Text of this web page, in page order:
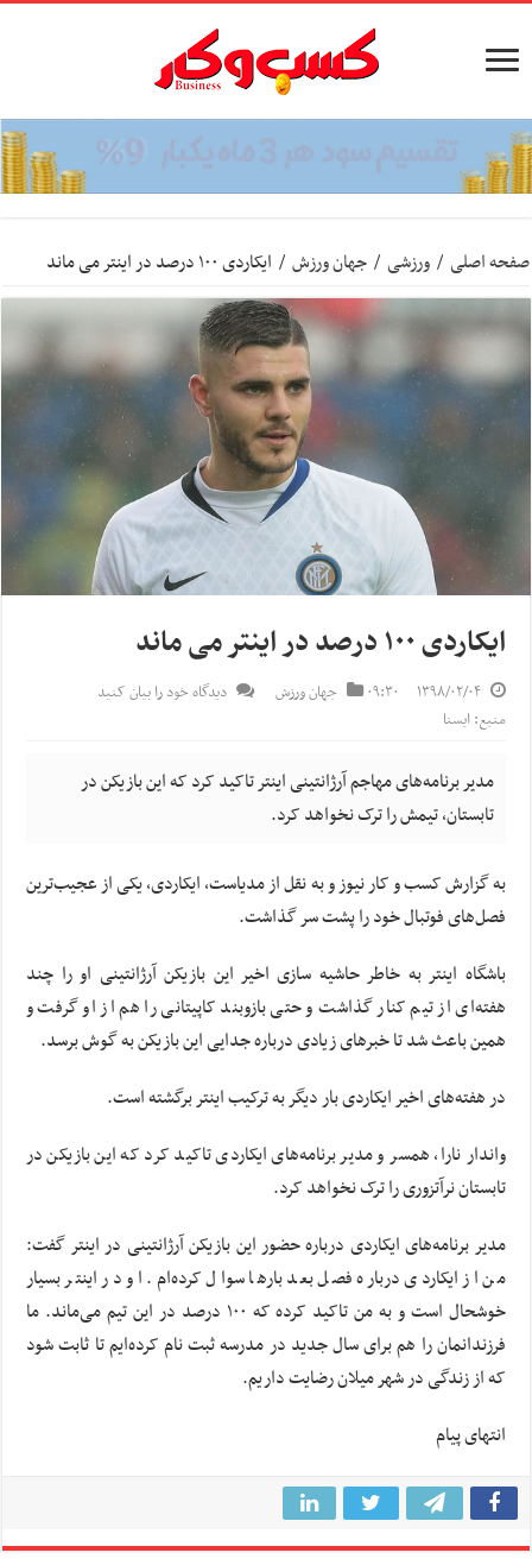
صفحه اصلی / ورزشی / جهان ورزش / ایکاردی ۱۰۰ درصد در اینتر می ماند
ایکاردی ۱۰۰ درصد در اینتر می ماند
۱۳۹۸/۰۲/۰۴ ۰۹:۳۰ جهان ورزش
دیدگاه خود را بیان کنید
منبع: ایسنا
مدیر برنامه‌های مهاجم آرژانتینی اینتر تاکید کرد که این بازیکن در
تابستان، تیمش را ترک نخواهد کرد.
به گزارش کسب و کار نیوز ‌و ‌به نقل از مدیاست، ایکاردی، یکی از عجیب‌ترین
فصل‌های فوتبال خود را پشت سر گذاشت.
باشگاه اینتر به خاطر حاشیه سازی اخیر این بازیکن آرژانتینی او را چند
هفته‌ای از تیم کنار گذاشت و حتی بازوبند کاپیتانی را هم از او گرفت و
همین باعث شد تا خبرهای زیادی درباره جدایی این بازیکن به گوش برسد.
در هفته‌های اخیر ایکاردی بار دیگر به ترکیب اینتر برگشته است.
واندارنارا، همسر و مدیر برنامه‌های ایکاردی تاکید کرد که این بازیکن در
تابستاننرآتزوریرا ترک نخواهد کرد.
مدیر برنامه‌های ایکاردی درباره حضور این بازیکن آرژانتینی در اینتر گفت:
من از ایکاردی درباره فصل بعد بارها سوال کرده‌ام. او در اینتر بسیار
خوشحال است و به من تاکید کرده که ۱۰۰ درصد در این تیم می‌ماند. ما
فرزندانمان را هم برای سال جدید در مدرسه ثبت نام کرده‌ایم تا ثابت شود
که از زندگی در شهر میلان رضایت داریم.
انتهای پیام